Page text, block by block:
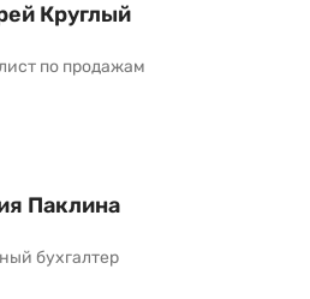
Круглый
по продажам
Паклина
бухгалтер